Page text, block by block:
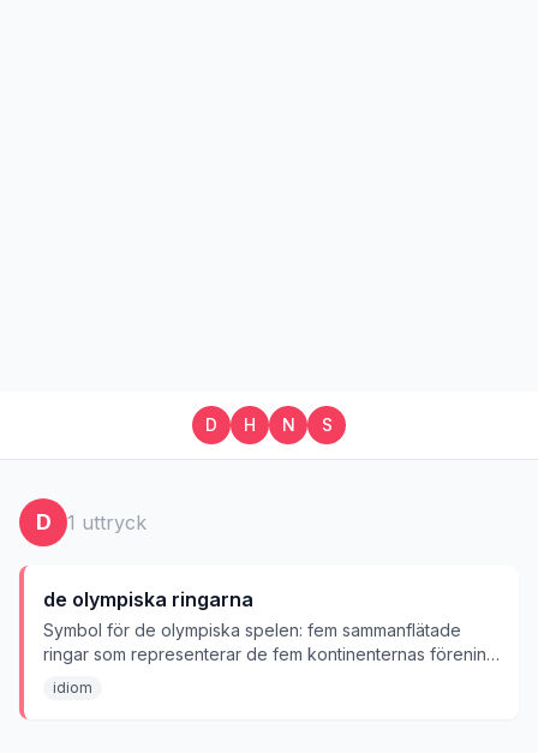
D H N S
D 1 uttryck
de olympiska ringarna
Symbol för de olympiska spelen: fem sammanflätade
ringar som representerar de fem kontinenternas förening
i idrottens anda.
idiom